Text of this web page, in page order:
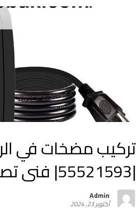
تركيب مضخات في
|55521593| فنى تصليح
Admin
أكتوبر 23, 2024